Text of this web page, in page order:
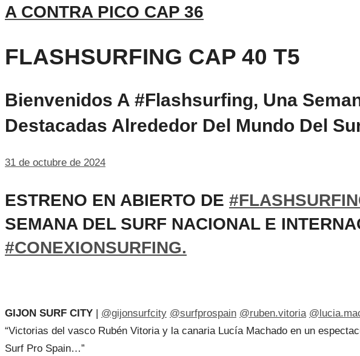
A CONTRA PICO CAP 36
FLASHSURFING CAP 40 T5
Bienvenidos A #flashsurfing, Una
Destacadas Alrededor Del Mundo Del
31 de octubre de 2024
ESTRENO EN ABIERTO DE
SEMANA DEL SURF NACIONAL E
#CONEXIONSURFING.
GIJON SURF CITY | @gijonsurfcity @surfprospain @ruben.vitoria
“Victorias del vasco Rubén Vitoria y la canaria Lucía Machado en un
Surf Pro Spain…”